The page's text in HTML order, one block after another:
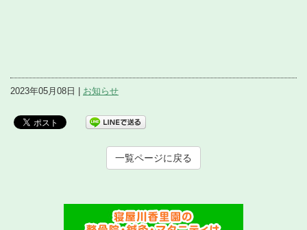
2023年05月08日 | お知らせ
一覧ページに戻る